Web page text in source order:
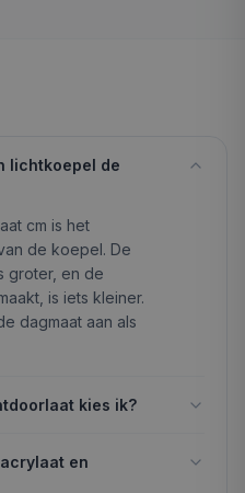
lichtkoepel de
cm is het
de koepel. De
groter, en de
is iets kleiner.
dagmaat aan als
kies ik?
en